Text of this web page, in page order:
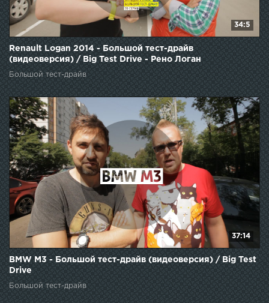
34:5
Renault Logan 2014 - Большой тест-драйв
(видеоверсия) / Big Test Drive - Рено Логан
Большой тест-драйв
37:14
BMW M3 - Большой тест-драйв (видеоверсия) / Big Test
Drive
Большой тест-драйв